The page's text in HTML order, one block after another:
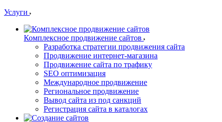
Услуги
Комплексное продвижение сайтов
Разработка стратегии продвижения сайта
Продвижение интернет-магазина
Продвижение сайта по трафику
SEO оптимизация
Международное продвижение
Региональное продвижение
Вывод сайта из под санкций
Регистрация сайта в каталогах